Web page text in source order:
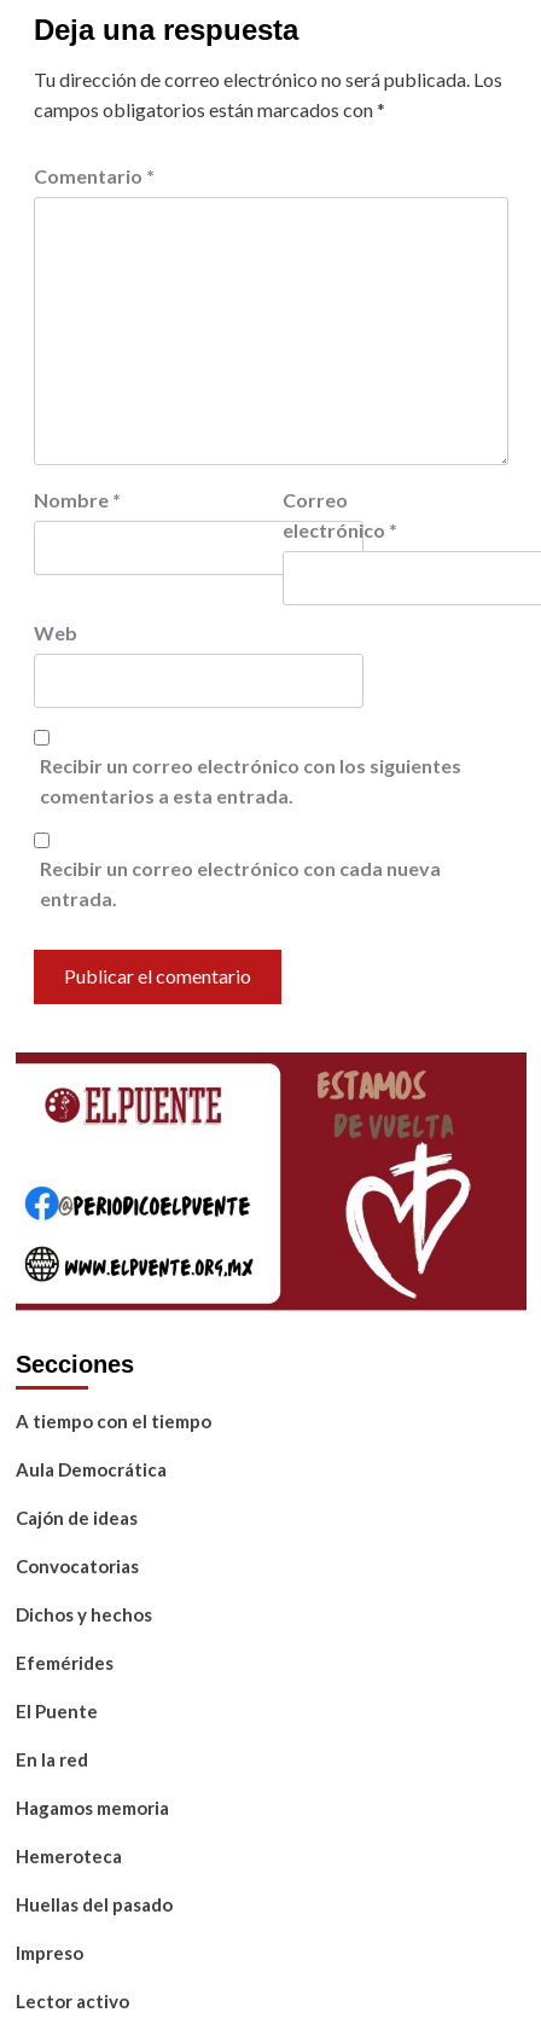
Deja una respuesta
Tu dirección de correo electrónico no será publicada. Los
campos obligatorios están marcados con*
Comentario *
Nombre *
Correo
electrónico *
Web
Recibir un correo electrónico con los siguientes
comentarios a esta entrada.
Recibir un correo electrónico con cada nueva
entrada.
Secciones
A tiempo con el tiempo
Aula Democrática
Cajón de ideas
Convocatorias
Dichos y hechos
Efemérides
El Puente
En la red
Hagamos memoria
Hemeroteca
Huellas del pasado
Impreso
Lector activo